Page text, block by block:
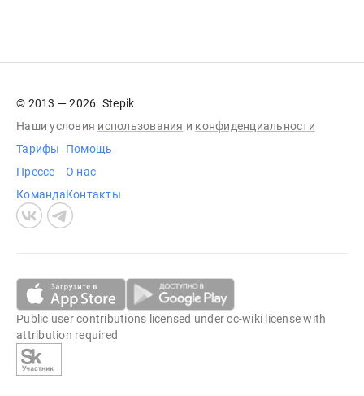
© 2013 — 2026. Stepik
Наши условия использования и конфиденциальности
Тарифы
Прессе
Команда
Помощь
О нас
Контакты
Public user contributions licensed undercc-wiki license with
attribution required